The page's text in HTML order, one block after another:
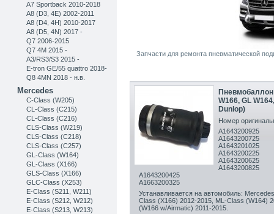
A7 Sportback 2010-2018
A8 (D3, 4E) 2002-2011
A8 (D4, 4H) 2010-2017
A8 (D5, 4N) 2017 -
Q7 2006-2015
Q7 4M 2015 -
A3/RS3/S3 2015 -
E-tron GE/55 quattro 2018-
Q8 4MN 2018 - н.в.
Mercedes
C-Class (W205)
CL-Class (C215)
CL-Class (C216)
CLS-Class (W219)
CLS-Class (C218)
CLS-Class (C257)
GL-Class (W164)
GL-Class (X166)
GLS-Class (X166)
GLC-Class (X253)
Е-Class (S211, W211)
E-Class (S212, W212)
E-Class (S213, W213)
Запчасти для ремонта пневматической
Пневмобаллон
W166, GL
Dunlop)
Номер
A1643200925
A1643200725
A1643201025
A1643200225
A1643200625
A1643200825
A1643200425
A1663200325
Устанавливается на автомобиль:
Class (X166) 2012-2015, ML-Class (W164)
(W166 w/Airmatic) 2011-2015.